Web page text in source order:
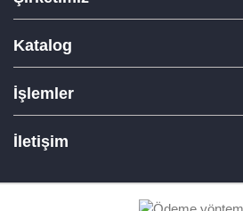
Katalog
İşlemler
İletişim